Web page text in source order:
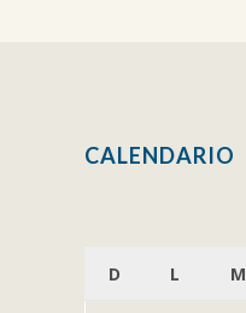
CALENDARIO
D L M